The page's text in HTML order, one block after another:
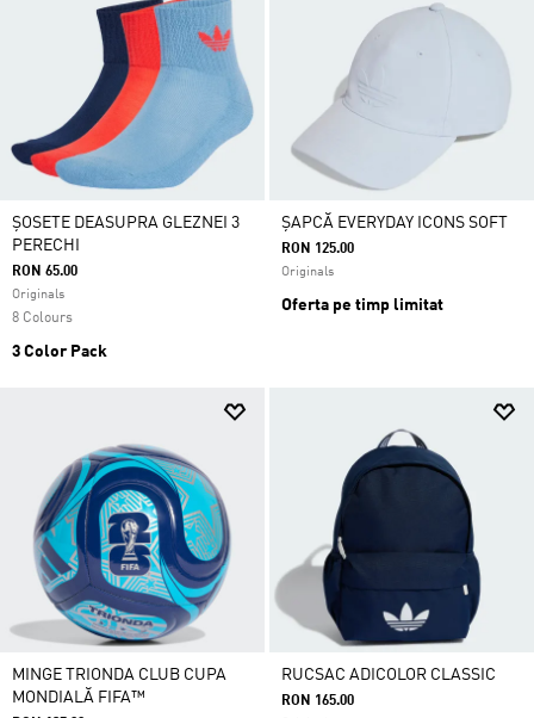
ȘOSETE DEASUPRA GLEZNEI 3
PERECHI
RON 65.00
Originals
8 Colours
3 Color Pack
ȘAPCĂ EVERYDAY ICONS SOFT
RON 125.00
Originals
Oferta pe timp limitat
MINGE TRIONDA CLUB CUPA
MONDIALĂ FIFA™
RUCSAC ADICOLOR CLASSIC
RON 165.00